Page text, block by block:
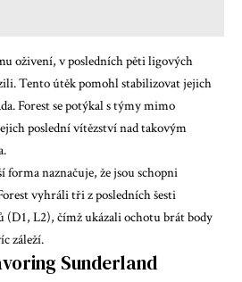
oživení, v posledních pěti ligových
Tento útěk pomohl stabilizovat jejich
Forest se potýkal s týmy mimo
poslední vítězství nad takovým
naznačuje, že jsou schopni
vyhráli tři z posledních šesti
(D1, L2), čímž ukázali ochotu brát body
záleží.
Sunderland